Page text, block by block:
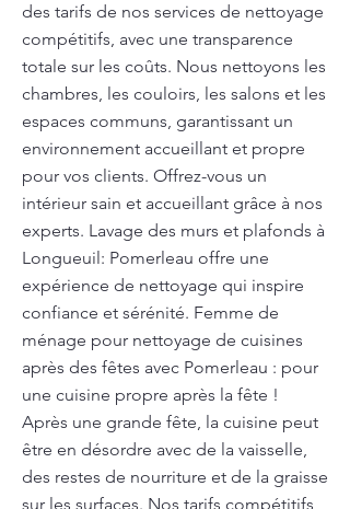
des tarifs de nos services de nettoyage
compétitifs, avec une transparence
totale sur les coûts. Nous nettoyons les
chambres, les couloirs, les salons et les
espaces communs, garantissant un
environnement accueillant et propre
pour vos clients. Offrez-vous un
intérieur sain et accueillant grâce à nos
experts. Lavage des murs et plafonds à
Longueuil: Pomerleau offre une
expérience de nettoyage qui inspire
confiance et sérénité. Femme de
ménage pour nettoyage de cuisines
après des fêtes avec Pomerleau : pour
une cuisine propre après la fête !
Après une grande fête, la cuisine peut
être en désordre avec de la vaisselle,
des restes de nourriture et de la graisse
sur les surfaces. Nos tarifs compétitifs